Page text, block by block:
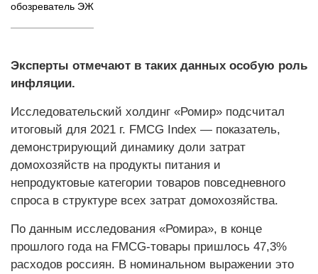
обозреватель ЭЖ
Эксперты отмечают в таких данных особую роль
инфляции.
Исследовательский холдинг «Ромир» подсчитал
итоговый для 2021 г. FMCG Index — показатель,
демонстрирующий динамику доли затрат
домохозяйств на продукты питания и
непродуктовые категории товаров повседневного
спроса в структуре всех затрат домохозяйства.
По данным исследования «Ромира», в конце
прошлого года на FMCG-товары пришлось 47,3%
расходов россиян. В номинальном выражении это